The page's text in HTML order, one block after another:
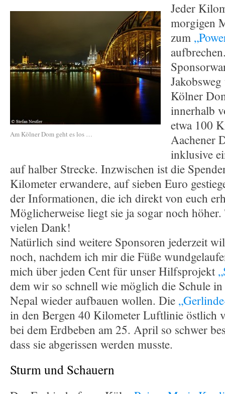
Am Kölner Dom geht es los …
Jeder
morgigen
zum
Kölner
innerhalb
etwa 100
Aachener
inklusive
auf halber Strecke. Inzwischen ist die
Kilometer erwandere, auf sieben Euro
der Informationen, die ich direkt von euch
Möglicherweise liegt sie ja sogar noch
vielen Dank!
Natürlich sind weitere Sponsoren jederzeit
noch, nachdem ich mir die Füße
mich über jeden Cent für unser Hilfsprojekt
dem wir so schnell wie möglich die Schule
Nepal wieder aufbauen wollen. Die
in den Bergen 40 Kilometer Luftlinie östlich
bei dem Erdbeben am 25. April so schwer
dass sie abgerissen werden musste.
Sturm und Schauern